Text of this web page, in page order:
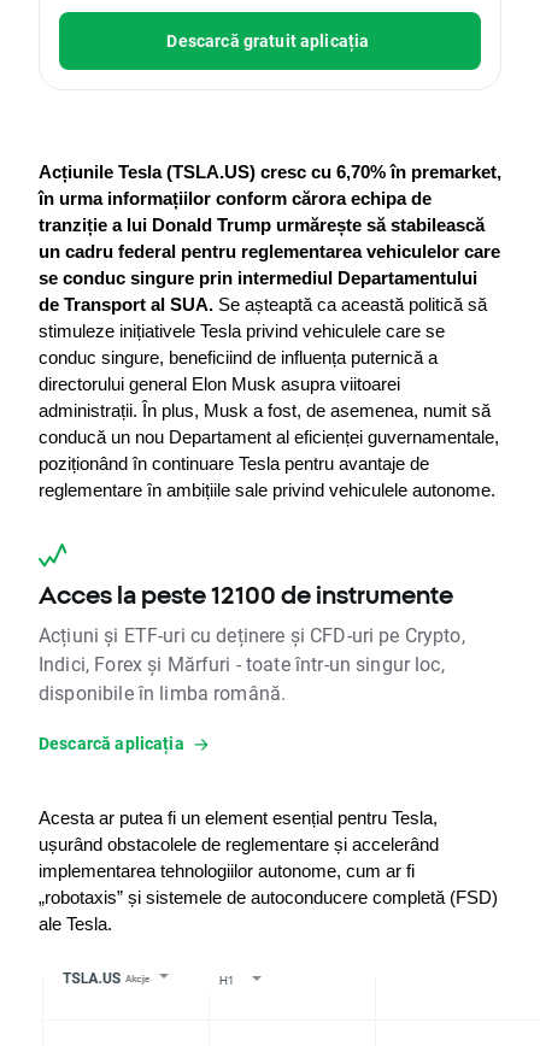
Descarcă gratuit aplicația
Acțiunile Tesla (TSLA.US) cresc cu 6,70% în premarket,
în urma informațiilor conform cărora echipa de
tranziție a lui Donald Trump urmărește să stabilească
un cadru federal pentru reglementarea vehiculelor care
se conduc singure prin intermediul Departamentului
de Transport al SUA. Se așteaptă ca această politică să
stimuleze inițiativele Tesla privind vehiculele care se
conduc singure, beneficiind de influența puternică a
directorului general Elon Musk asupra viitoarei
administrații. În plus, Musk a fost, de asemenea, numit să
conducă un nou Departament al eficienței guvernamentale,
poziționând în continuare Tesla pentru avantaje de
reglementare în ambițiile sale privind vehiculele autonome.
Acces la peste 12100 de instrumente
Acțiuni și ETF-uri cu deținere și CFD-uri pe Crypto,
Indici, Forex și Mărfuri - toate într-un singur loc,
disponibile în limba română.
Descarcă aplicația
Acesta ar putea fi un element esențial pentru Tesla,
ușurând obstacolele de reglementare și accelerând
implementarea tehnologiilor autonome, cum ar fi
„robotaxis” și sistemele de autoconducere completă (FSD)
ale Tesla.